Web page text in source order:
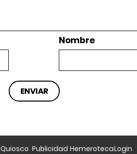
Nombre
Quiosco Publicidad HemerotecaLogin